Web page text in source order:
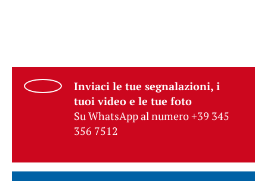
Inviaci le tue segnalazioni, i
tuoi video e le tue foto
Su WhatsApp al numero +39 345
356 7512